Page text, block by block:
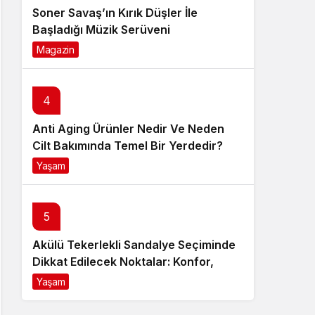
Soner Savaş’ın Kırık Düşler İle
Başladığı Müzik Serüveni
Magazin
4
Anti Aging Ürünler Nedir Ve Neden
Cilt Bakımında Temel Bir Yerdedir?
Yaşam
5
Akülü Tekerlekli Sandalye Seçiminde
Dikkat Edilecek Noktalar: Konfor,
Güvenlik ve Doğru Model Tercihi
Yaşam